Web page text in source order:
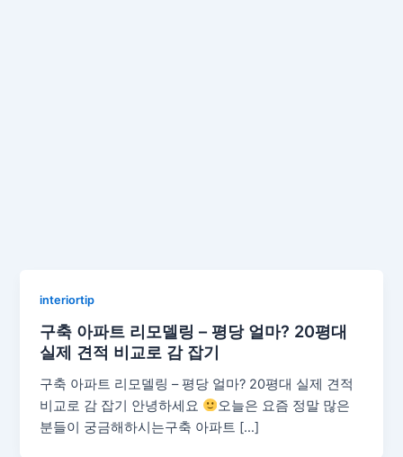
interiortip
구축 아파트 리모델링 – 평당 얼마? 20평대
실제 견적 비교로 감 잡기
구축 아파트 리모델링 – 평당 얼마? 20평대 실제 견적
비교로 감 잡기 안녕하세요
오늘은 요즘 정말 많은
분들이 궁금해하시는구축 아파트 […]